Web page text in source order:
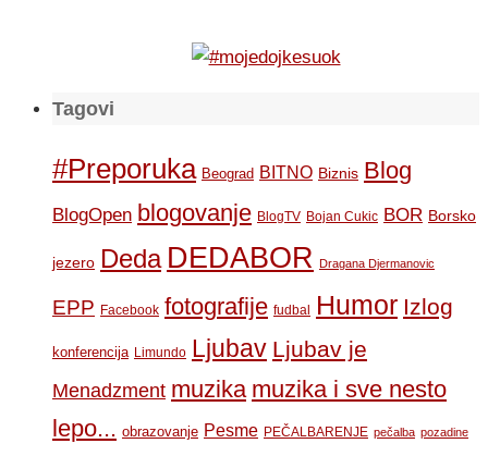
Tagovi
#Preporuka Beograd BITNO Biznis Blog
BlogOpen blogovanje BlogTV Bojan Cukic BOR Borsko
jezero Deda DEDABOR Dragana Djermanovic
EPP Facebook fotografije fudbal Humor Izlog
konferencija Limundo Ljubav Ljubav je
Menadzment muzika muzika i sve nesto
lepo... obrazovanje Pesme PEČALBARENJE pečalba pozadine